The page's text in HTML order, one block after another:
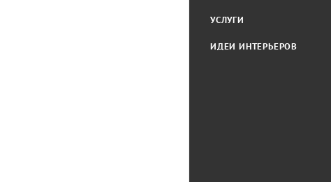
УСЛУГИ
ИДЕИ ИНТЕРЬЕРОВ